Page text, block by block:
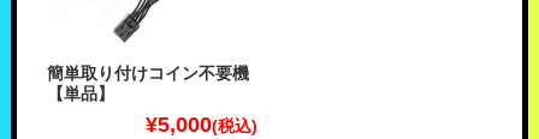
簡単取り付けコイン不要機
【単品】
¥5,000(税込)